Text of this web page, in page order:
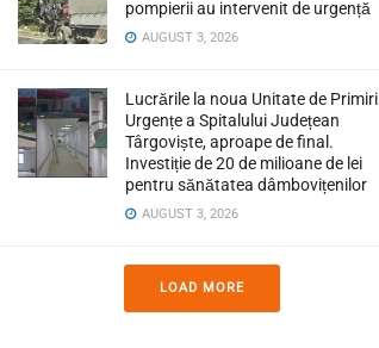
pompierii au intervenit de urgență
AUGUST 3, 2026
Lucrările la noua Unitate de Primiri
Urgențe a Spitalului Județean
Târgoviște, aproape de final.
Investiție de 20 de milioane de lei
pentru sănătatea dâmbovițenilor
AUGUST 3, 2026
LOAD MORE